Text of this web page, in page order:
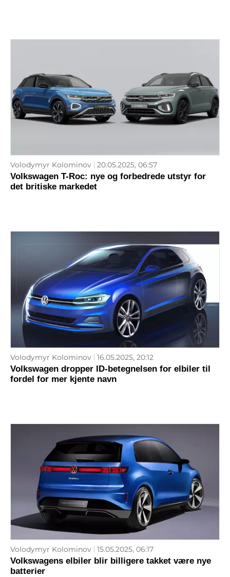
Volodymyr Kolominov 20.05.2025, 06:57
Volkswagen T-Roc: nye og forbedrede utstyr for
det britiske markedet
Volodymyr Kolominov 16.05.2025, 20:12
Volkswagen dropper ID-betegnelsen for elbiler til
fordel for mer kjente navn
Volodymyr Kolominov 15.05.2025, 06:17
Volkswagens elbiler blir billigere takket være nye
batterier